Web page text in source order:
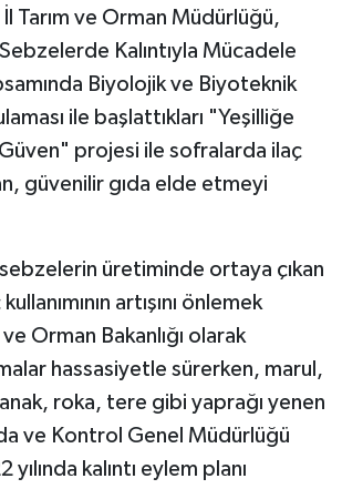
İl Tarım ve Orman Müdürlüğü,
Kalıntıyla Mücadele
Biyolojik ve Biyoteknik
ile başlattıkları "Yeşilliğe
projesi ile sofralarda ilaç
güvenilir gıda elde etmeyi
üretiminde ortaya çıkan
artışını önlemek
ve Orman Bakanlığı olarak
hassasiyetle sürerken, marul,
roka, tere gibi yaprağı yenen
ve Kontrol Genel Müdürlüğü
kalıntı eylem planı